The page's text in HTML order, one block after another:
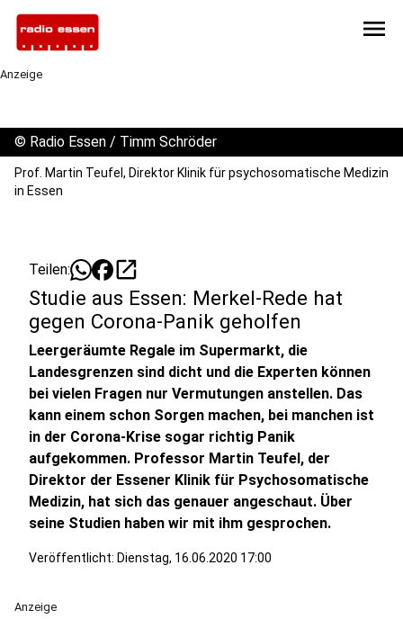
menu
Anzeige
© Radio Essen / Timm Schröder
Prof. Martin Teufel, Direktor Klinik für psychosomatische Medizin
in Essen
Teilen: open_in_new
Studie aus Essen: Merkel-Rede hat
gegen Corona-Panik geholfen
Leergeräumte Regale im Supermarkt, die
Landesgrenzen sind dicht und die Experten können
bei vielen Fragen nur Vermutungen anstellen. Das
kann einem schon Sorgen machen, bei manchen ist
in der Corona-Krise sogar richtig Panik
aufgekommen. Professor Martin Teufel, der
Direktor der Essener Klinik für Psychosomatische
Medizin, hat sich das genauer angeschaut. Über
seine Studien haben wir mit ihm gesprochen.
Veröffentlicht: Dienstag, 16.06.2020 17:00
Anzeige